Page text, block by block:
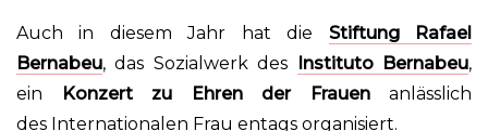
Auch in diesem Jahr hat die Stiftung Rafael
Bernabeu, das Sozialwerk des Instituto Bernabeu,
ein
Konzert zu Ehren der Frauenanlässlich
des Internationalen Frau entags organisiert.